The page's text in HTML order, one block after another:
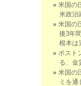
米国の
米政治
米国の
後3年
根本は
ボスト
る、金
米国の
ミを